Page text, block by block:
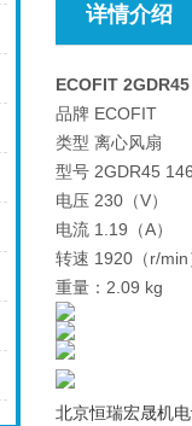
详情介绍
ECOFIT
品牌 ECOFIT
类型 离心风扇
型号 2GDR45
电压 230（V）
电流 1.19（A）
转速 1920（r/min
重量：2.09 kg
北京恒瑞宏晟机